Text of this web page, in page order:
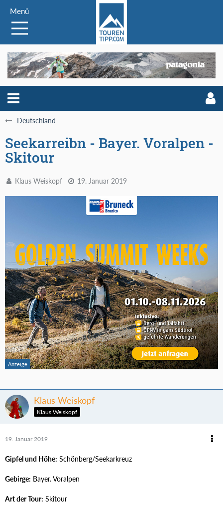
Menü
Deutschland
Seekarreibn - Bayer. Voralpen -
Skitour
Klaus Weiskopf 19. Januar 2019
Klaus Weiskopf
Klaus Weiskopf
19. Januar 2019
Gipfel und Höhe: Schönberg/Seekarkreuz
Gebirge: Bayer. Voralpen
Art der Tour: Skitour